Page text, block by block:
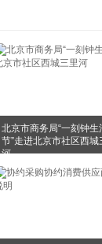
北京市商务局“一刻钟生
节”走进北京市社区西城
河